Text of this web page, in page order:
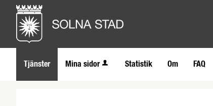
Tjänster Mina sidor Statistik Om FAQ